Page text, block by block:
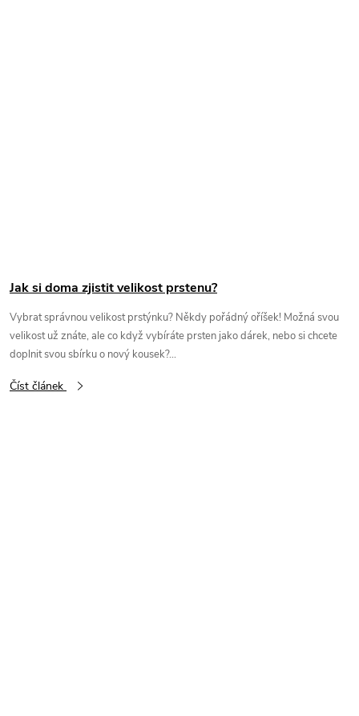
Jak si doma zjistit velikost prstenu?
Vybrat správnou velikost prstýnku? Někdy pořádný oříšek! Možná svou
velikost už znáte, ale co když vybíráte prsten jako dárek, nebo si chcete
doplnit svou sbírku o nový kousek?...
Číst článek